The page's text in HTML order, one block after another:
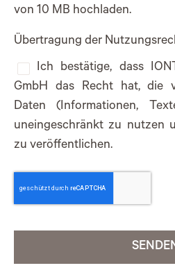
von 10 MB hochladen.
Übertragung der
Ich bestätige, dass
GmbH das Recht hat, die
Daten (Informationen,
uneingeschränkt zu nutzen
zu veröffentlichen.